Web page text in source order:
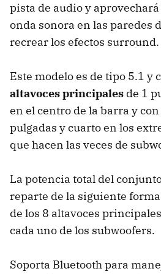
pista de audio y
onda sonora en las paredes
recrear los efectos surround.
Este modelo es de tipo 5.1 y
altavoces principales de 1
en el centro de la barra y
pulgadas y cuarto en los
que hacen las veces de
La potencia total del
reparte de la siguiente
de los 8 altavoces
cada uno de los subwoofers.
Soporta Bluetooth para